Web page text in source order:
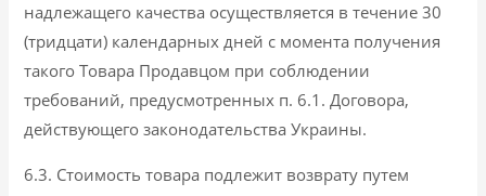
надлежащего качества осуществляется в течение 30
(тридцати) календарных дней с момента получения
такого Товара Продавцом при соблюдении
требований, предусмотренных п. 6.1. Договора,
действующего законодательства Украины.
6.3. Стоимость товара подлежит возврату путем